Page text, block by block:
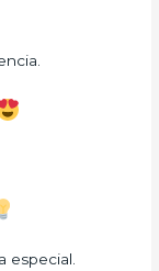
especial.